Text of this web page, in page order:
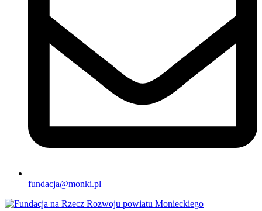
fundacja@monki.pl